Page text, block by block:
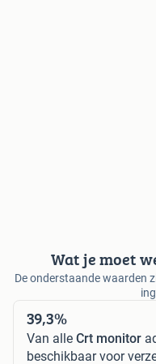
Wat je moet
De onderstaande waarden
39,3%
Van alle Crt monitor
beschikbaar voor